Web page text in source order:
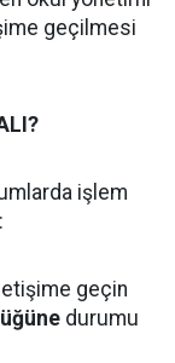
geçilmesi
işlem
geçin
durumu